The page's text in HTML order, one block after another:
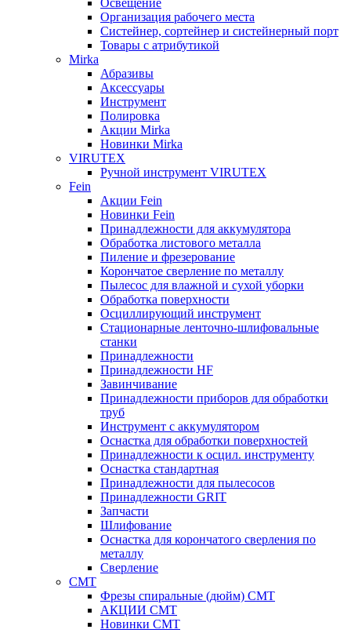
Освещение
Организация рабочего места
Систейнер, сортейнер и систейнерный порт
Товары с атрибутикой
Mirka
Абразивы
Аксессуары
Инструмент
Полировка
Акции Mirka
Новинки Mirka
VIRUTEX
Ручной инструмент VIRUTEX
Fein
Акции Fein
Новинки Fein
Принадлежности для аккумулятора
Обработка листового металла
Пиление и фрезерование
Корончатое сверление по металлу
Пылесос для влажной и сухой уборки
Обработка поверхности
Осциллирующий инструмент
Стационарные ленточно-шлифовальные
станки
Принадлежности
Принадлежности HF
Завинчивание
Принадлежности приборов для обработки
труб
Инструмент с аккумулятором
Оснастка для обработки поверхностей
Принадлежности к осцил. инструменту
Оснастка стандартная
Принадлежности для пылесосов
Принадлежности GRIT
Запчасти
Шлифование
Оснастка для корончатого сверления по
металлу
Сверление
CMT
Фрезы спиральные (дюйм) СМТ
АКЦИИ СМТ
Новинки CMT